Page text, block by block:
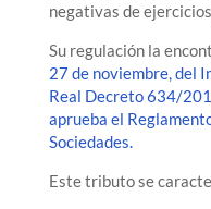
negativas de
Su regulación la
27 de noviembre, del
Real Decreto 634/
aprueba el
Sociedades.
Este tributo se